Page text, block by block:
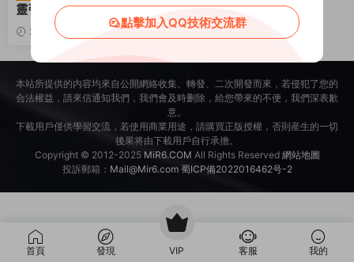
靈引擎傳奇永恒六職業】Wi
n一鍵端+GM工具+PC客戶
端+架設教程
2024-03-04
3.52k
本站所提供的内容均來自公開網絡收集、轉發、二次開發而來，若侵犯了您的
合法權益，請來信通知我們，我們會及時删除，給您帶來的不便，我們深表歉
意。
下載用戶僅供學習交流，若使用商業用途，請購買正版授權，否則産生的一切
後果将由下載用戶自行承擔。
Copyright © 2012-2025 MiR6.COM All Rights Reserved 網站地圖
投訴郵箱： Mail@Mir6.com 蜀ICP備2022016462号-2
首頁 發現 VIP 客服 我的
點擊加入QQ技術交流群